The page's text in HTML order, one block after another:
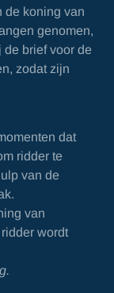
de koning van
genomen,
brief voor de
zodat zijn
dat
ridder te
van de
van
wordt